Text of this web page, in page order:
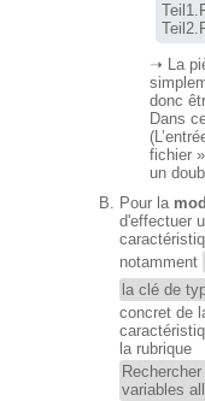
➝ La
donc
Dans
fichier
un
Pour la
d'effectuer
notamment
la clé de
concret de
la rubrique
variables